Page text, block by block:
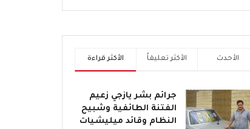
الأكثر قراءة الأكثر تعليقاً الأحدث
جرائم بشر يازجي زعيم
الفتنة الطائفية وشبيح
النظام وقائد ميليشيات